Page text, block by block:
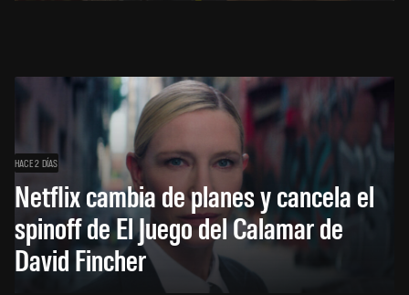
HACE 2 DÍAS
Netflix cambia de planes y cancela el
spinoff de El Juego del Calamar de
David Fincher